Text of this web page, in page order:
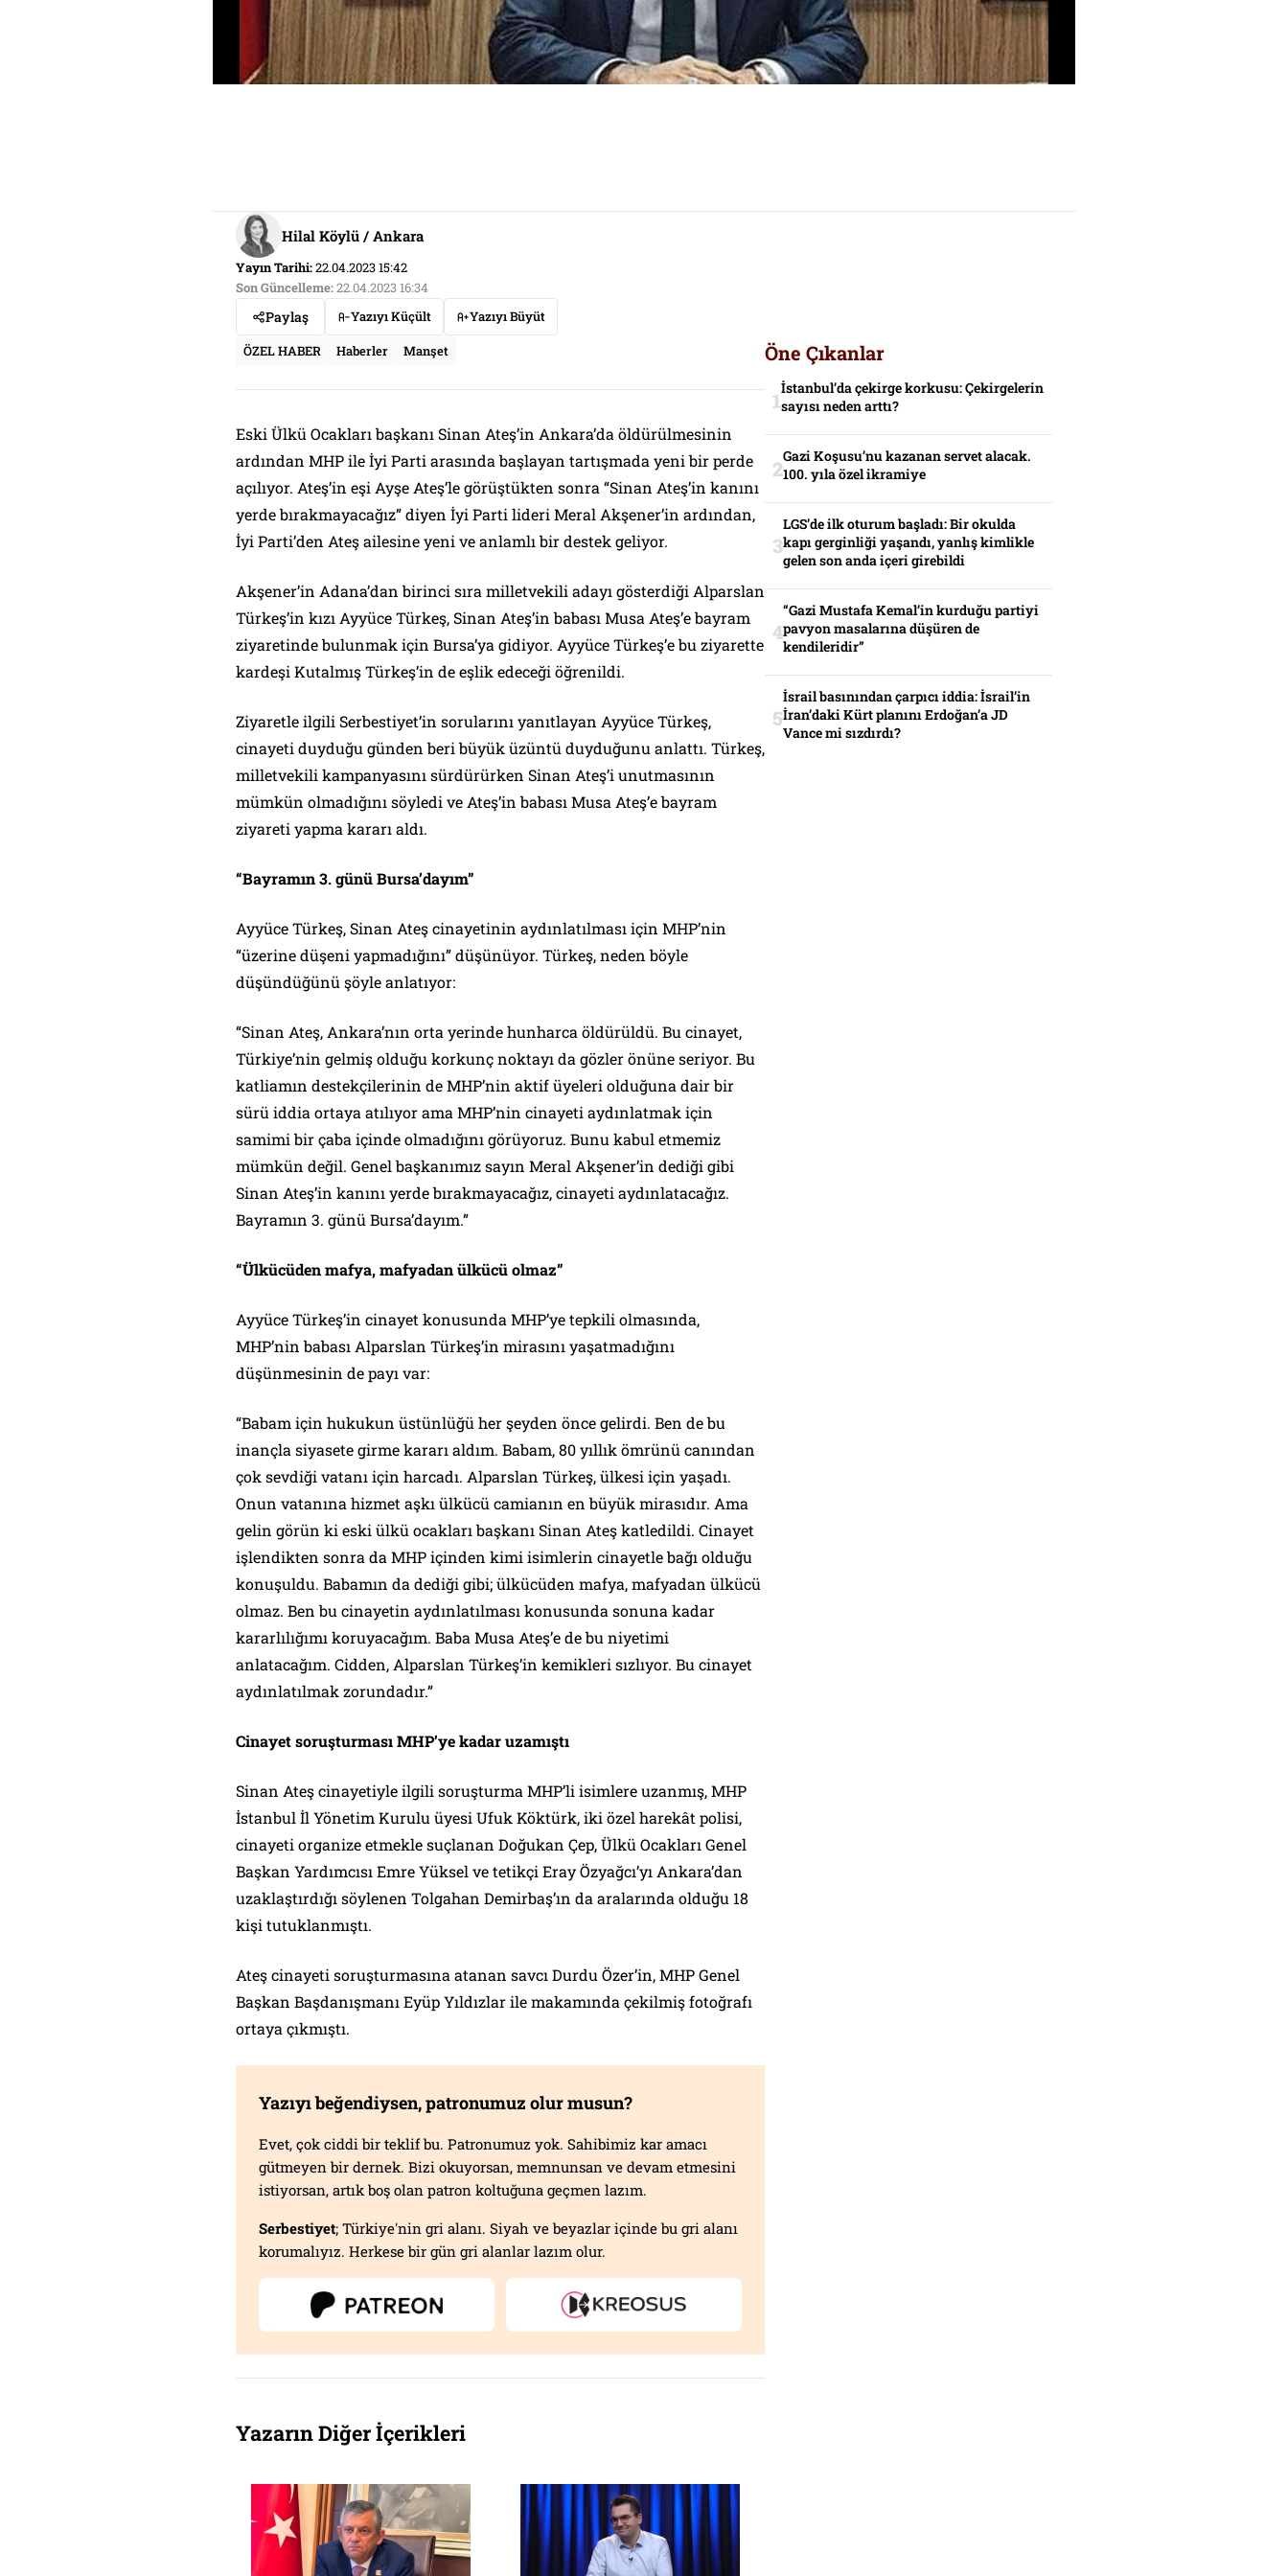
Hilal Köylü / Ankara
Yayın Tarihi:22.04.2023 15:42
Son Güncelleme:22.04.2023 16:34
Paylaş Yazıyı Küçült
Yazıyı Büyüt
ÖZEL HABER
Haberler Manşet
Eski Ülkü Ocakları başkanı Sinan Ateş’in Ankara’da öldürülmesinin
ardından MHP ile İyi Parti arasında başlayan tartışmada yeni bir perde
açılıyor. Ateş’in eşi Ayşe Ateş’le görüştükten sonra “Sinan Ateş’in kanını
yerde bırakmayacağız” diyen İyi Parti lideri Meral Akşener’in ardından,
İyi Parti’den Ateş ailesine yeni ve anlamlı bir destek geliyor.
Akşener’in Adana’dan birinci sıra milletvekili adayı gösterdiği Alparslan
Türkeş’in kızı Ayyüce Türkeş, Sinan Ateş’in babası Musa Ateş’e bayram
ziyaretinde bulunmak için Bursa’ya gidiyor. Ayyüce Türkeş’e bu ziyarette
kardeşi Kutalmış Türkeş’in de eşlik edeceği öğrenildi.
Ziyaretle ilgili Serbestiyet’in sorularını yanıtlayan Ayyüce Türkeş,
cinayeti duyduğu günden beri büyük üzüntü duyduğunu anlattı. Türkeş,
milletvekili kampanyasını sürdürürken Sinan Ateş’i unutmasının
mümkün olmadığını söyledi ve Ateş’in babası Musa Ateş’e bayram
ziyareti yapma kararı aldı.
“Bayramın 3. günü Bursa’dayım”
Ayyüce Türkeş, Sinan Ateş cinayetinin aydınlatılması için MHP’nin
“üzerine düşeni yapmadığını” düşünüyor. Türkeş, neden böyle
düşündüğünü şöyle anlatıyor:
“Sinan Ateş, Ankara’nın orta yerinde hunharca öldürüldü. Bu cinayet,
Türkiye’nin gelmiş olduğu korkunç noktayı da gözler önüne seriyor. Bu
katliamın destekçilerinin de MHP’nin aktif üyeleri olduğuna dair bir
sürü iddia ortaya atılıyor ama MHP’nin cinayeti aydınlatmak için
samimi bir çaba içinde olmadığını görüyoruz. Bunu kabul etmemiz
mümkün değil. Genel başkanımız sayın Meral Akşener’in dediği gibi
Sinan Ateş’in kanını yerde bırakmayacağız, cinayeti aydınlatacağız.
Bayramın 3. günü Bursa’dayım.”
“Ülkücüden mafya, mafyadan ülkücü olmaz”
Ayyüce Türkeş’in cinayet konusunda MHP’ye tepkili olmasında,
MHP’nin babası Alparslan Türkeş’in mirasını yaşatmadığını
düşünmesinin de payı var:
“Babam için hukukun üstünlüğü her şeyden önce gelirdi. Ben de bu
inançla siyasete girme kararı aldım. Babam, 80 yıllık ömrünü canından
çok sevdiği vatanı için harcadı. Alparslan Türkeş, ülkesi için yaşadı.
Onun vatanına hizmet aşkı ülkücü camianın en büyük mirasıdır. Ama
gelin görün ki eski ülkü ocakları başkanı Sinan Ateş katledildi. Cinayet
işlendikten sonra da MHP içinden kimi isimlerin cinayetle bağı olduğu
konuşuldu. Babamın da dediği gibi; ülkücüden mafya, mafyadan ülkücü
olmaz. Ben bu cinayetin aydınlatılması konusunda sonuna kadar
kararlılığımı koruyacağım. Baba Musa Ateş’e de bu niyetimi
anlatacağım. Cidden, Alparslan Türkeş’in kemikleri sızlıyor. Bu cinayet
aydınlatılmak zorundadır.”
Cinayet soruşturması MHP’ye kadar uzamıştı
Sinan Ateş cinayetiyle ilgili soruşturma MHP’li isimlere uzanmış, MHP
İstanbul İl Yönetim Kurulu üyesi Ufuk Köktürk, iki özel harekât polisi,
cinayeti organize etmekle suçlanan Doğukan Çep, Ülkü Ocakları Genel
Başkan Yardımcısı Emre Yüksel ve tetikçi Eray Özyağcı’yı Ankara’dan
uzaklaştırdığı söylenen Tolgahan Demirbaş’ın da aralarında olduğu 18
kişi tutuklanmıştı.
Ateş cinayeti soruşturmasına atanan savcı Durdu Özer’in, MHP Genel
Başkan Başdanışmanı Eyüp Yıldızlar ile makamında çekilmiş fotoğrafı
ortaya çıkmıştı.
Yazıyı beğendiysen, patronumuz olur musun?
Evet, çok ciddi bir teklif bu. Patronumuz yok. Sahibimiz kar amacı
gütmeyen bir dernek. Bizi okuyorsan, memnunsan ve devam etmesini
istiyorsan, artık boş olan patron koltuğuna geçmen lazım.
Serbestiyet; Türkiye'nin gri alanı. Siyah ve beyazlar içinde bu gri alanı
korumalıyız. Herkese bir gün gri alanlar lazım olur.
Yazarın Diğer İçerikleri
Öne Çıkanlar
İstanbul’da çekirge korkusu: Çekirgelerin
sayısı neden arttı?
Gazi Koşusu’nu kazanan servet alacak.
100. yıla özel ikramiye
LGS’de ilk oturum başladı: Bir okulda
kapı gerginliği yaşandı, yanlış kimlikle
gelen son anda içeri girebildi
“Gazi Mustafa Kemal’in kurduğu partiyi
pavyon masalarına düşüren de
kendileridir”
İsrail basınından çarpıcı iddia: İsrail’in
İran’daki Kürt planını Erdoğan’a JD
Vance mi sızdırdı?